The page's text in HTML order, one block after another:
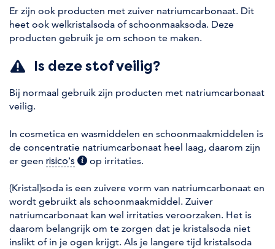
Er zijn ook producten met zuiver natriumcarbonaat. Dit
heet ook welkristalsoda of schoonmaaksoda. Deze
producten gebruik je om schoon te maken.
Is deze stof veilig?
Bij normaal gebruik zijn producten met natriumcarbonaat
veilig.
In cosmetica en wasmiddelen en schoonmaakmiddelen is
de concentratie natriumcarbonaat heel laag, daarom zijn
er geen risico’s (extra informatie)
op irritaties.
(Kristal)soda is een zuivere vorm van natriumcarbonaat en
wordt gebruikt als schoonmaakmiddel. Zuiver
natriumcarbonaat kan wel irritaties veroorzaken. Het is
daarom belangrijk om te zorgen dat je kristalsoda niet
inslikt of in je ogen krijgt. Als je langere tijd kristalsoda